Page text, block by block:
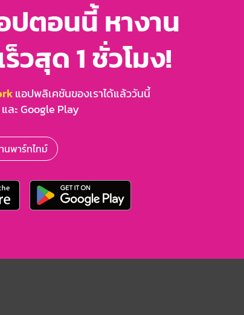
ปตอนนี้ หางาน
วสุด 1 ชั่วโมง!
แอปพลิเคชันของเราได้แล้ววันนี้
ละ Google Play
นพาร์ทไทม์